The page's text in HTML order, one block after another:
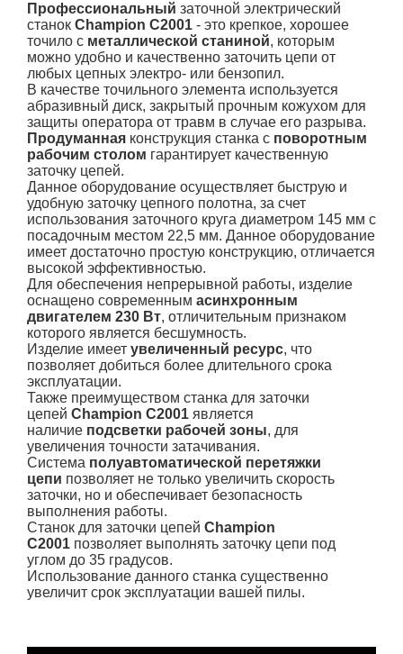
Профессиональный заточной электрический
станок Champion C2001 - это крепкое, хорошее
точило с металлической станиной, которым
можно удобно и качественно заточить цепи от
любых цепных электро- или бензопил.
В качестве точильного элемента используется
абразивный диск, закрытый прочным кожухом для
защиты оператора от травм в случае его разрыва.
Продуманная конструкция станка с поворотным
рабочим столом гарантирует качественную
заточку цепей.
Данное оборудование осуществляет быструю и
удобную заточку цепного полотна, за счет
использования заточного круга диаметром 145 мм с
посадочным местом 22,5 мм. Данное оборудование
имеет достаточно простую конструкцию, отличается
высокой эффективностью.
Для обеспечения непрерывной работы, изделие
оснащено современным асинхронным
двигателем 230 Вт, отличительным признаком
которого является бесшумность.
Изделие имеет увеличенный ресурс, что
позволяет добиться более длительного срока
эксплуатации.
Также преимуществом станка для заточки
цепей Champion С2001 является
наличие подсветки рабочей зоны, для
увеличения точности затачивания.
Система полуавтоматической перетяжки
цепи позволяет не только увеличить скорость
заточки, но и обеспечивает безопасность
выполнения работы.
Станок для заточки цепей Champion
С2001 позволяет выполнять заточку цепи под
углом до 35 градусов.
Использование данного станка существенно
увеличит срок эксплуатации вашей пилы.